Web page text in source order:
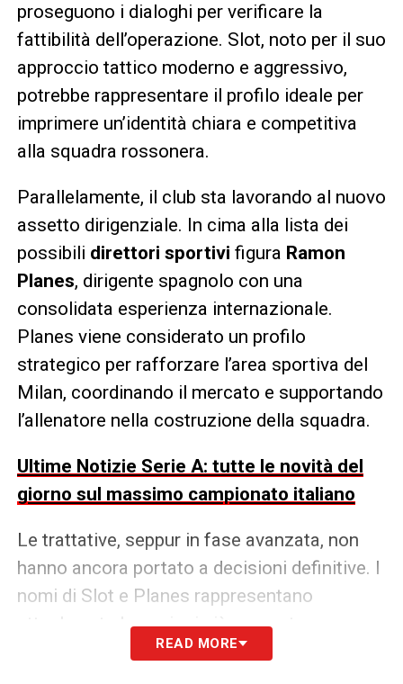
proseguono i dialoghi per verificare la
fattibilità dell’operazione. Slot, noto per il suo
approccio tattico moderno e aggressivo,
potrebbe rappresentare il profilo ideale per
imprimere un’identità chiara e competitiva
alla squadra rossonera.
Parallelamente, il club sta lavorando al nuovo
assetto dirigenziale. In cima alla lista dei
possibili direttori sportivi figura Ramon
Planes, dirigente spagnolo con una
consolidata esperienza internazionale.
Planes viene considerato un profilo
strategico per rafforzare l’area sportiva del
Milan, coordinando il mercato e supportando
l’allenatore nella costruzione della squadra.
Ultime Notizie Serie A: tutte le novità del
giorno sul massimo campionato italiano
Le trattative, seppur in fase avanzata, non
hanno ancora portato a decisioni definitive. I
nomi di Slot e Planes rappresentano
attualmente le opzioni più concrete e
plausibili per il futuro rossonero, con la
READ MORE